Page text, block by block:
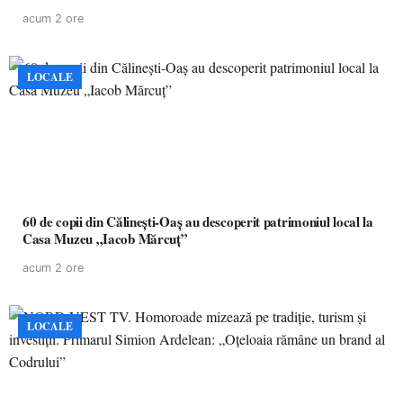
acum 2 ore
LOCALE
60 de copii din Călinești-Oaș au descoperit patrimoniul local la
Casa Muzeu „Iacob Mărcuț”
acum 2 ore
LOCALE